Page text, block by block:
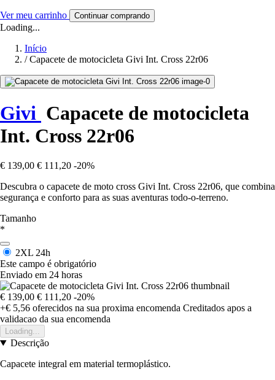
Ver meu carrinho Continuar comprando
Loading...
Início
/ Capacete de motocicleta Givi Int. Cross 22r06
Givi Capacete de motocicleta
Int. Cross 22r06
€ 139,00 € 111,20 -20%
Descubra o capacete de moto cross Givi Int. Cross 22r06, que combina
segurança e conforto para as suas aventuras todo-o-terreno.
Tamanho
*
2XL 24h
Este campo é obrigatório
Enviado em 24 horas
€ 139,00 € 111,20 -20%
+€ 5,56 oferecidos na sua proxima encomenda Creditados apos a
validacao da sua encomenda
Loading...
Descrição
Capacete integral em material termoplástico.